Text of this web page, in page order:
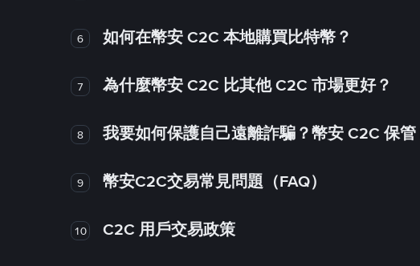
6 如何在幣安 C2C 本地購買比特幣？
7 為什麼幣安 C2C 比其他 C2C 市場更好？
8 我要如何保護自己遠離詐騙？幣安 C2C 保管
9 幣安C2C交易常見問題（FAQ）
10 C2C 用戶交易政策